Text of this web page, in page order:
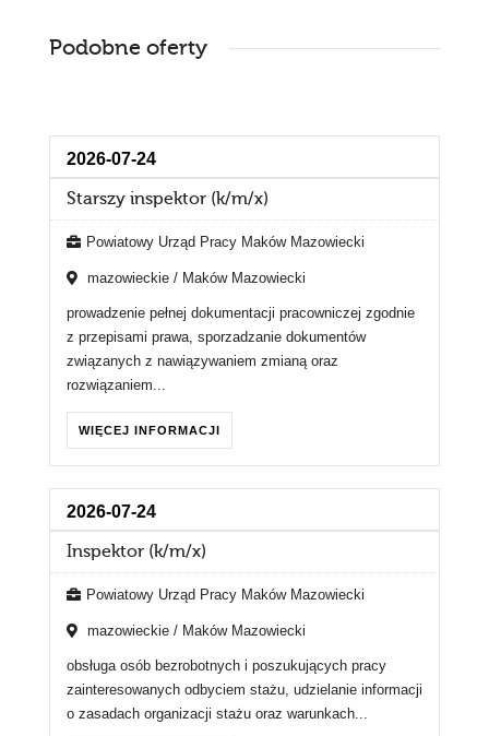
Podobne oferty
2026-07-24
Starszy inspektor (k/m/x)
Powiatowy Urząd Pracy Maków Mazowiecki
mazowieckie / Maków Mazowiecki
prowadzenie pełnej dokumentacji pracowniczej zgodnie
z przepisami prawa, sporzadzanie dokumentów
związanych z nawiązywaniem zmianą oraz
rozwiązaniem...
WIĘCEJ INFORMACJI
2026-07-24
Inspektor (k/m/x)
Powiatowy Urząd Pracy Maków Mazowiecki
mazowieckie / Maków Mazowiecki
obsługa osób bezrobotnych i poszukujących pracy
zainteresowanych odbyciem stażu, udzielanie informacji
o zasadach organizacji stażu oraz warunkach...